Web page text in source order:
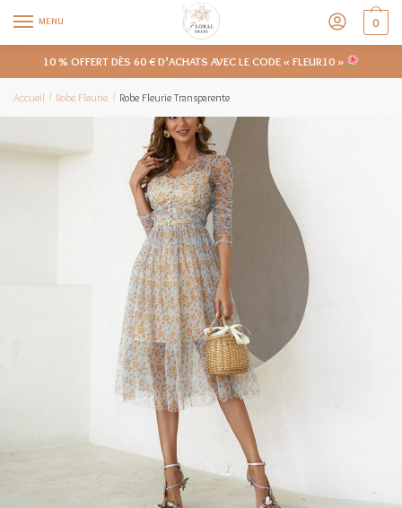
MENU 0
10 % OFFERT DÈS 60 € D’ACHATS AVEC LE CODE « FLEUR10 »
Accueil / Robe Fleurie / Robe Fleurie Transparente